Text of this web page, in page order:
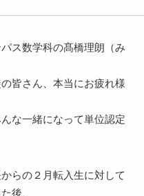
ス数学科の髙橋理朗（み
皆さん、本当にお疲れ様
な一緒になって単位認定
らの２月転入生に対して
後、